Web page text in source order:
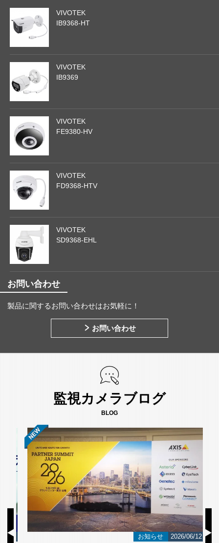
VIVOTEK
IB9368-HT
VIVOTEK
IB9369
VIVOTEK
FE9380-HV
VIVOTEK
FD9368-HTV
VIVOTEK
SD9368-EHL
お問い合わせ
製品に関するお問い合わせはお気軽に！
お問い合わせ
監視カメラブログ
BLOG
23 お知らせ 2026/06/12